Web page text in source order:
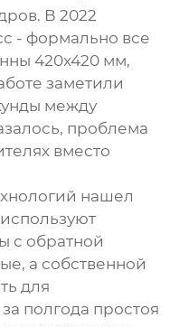
В 2022
- формально все
420x420 мм,
заметили
между
проблема
вместо
нашел
с обратной
а собственной
для
полгода простоя